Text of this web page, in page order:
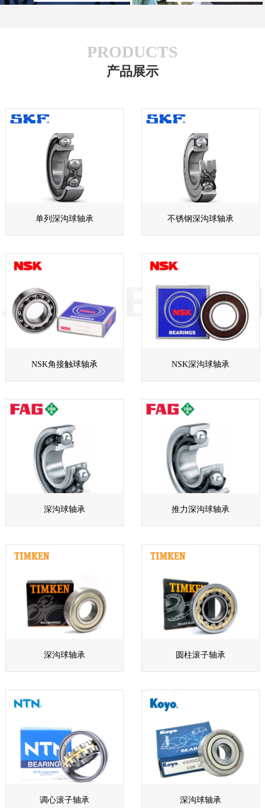
PRODUCTS
产品展示
单列深沟球轴承 不锈钢深沟球轴承
NSK角接触球轴承 NSK深沟球轴承
深沟球轴承 推力深沟球轴承
深沟球轴承 圆柱滚子轴承
调心滚子轴承 深沟球轴承